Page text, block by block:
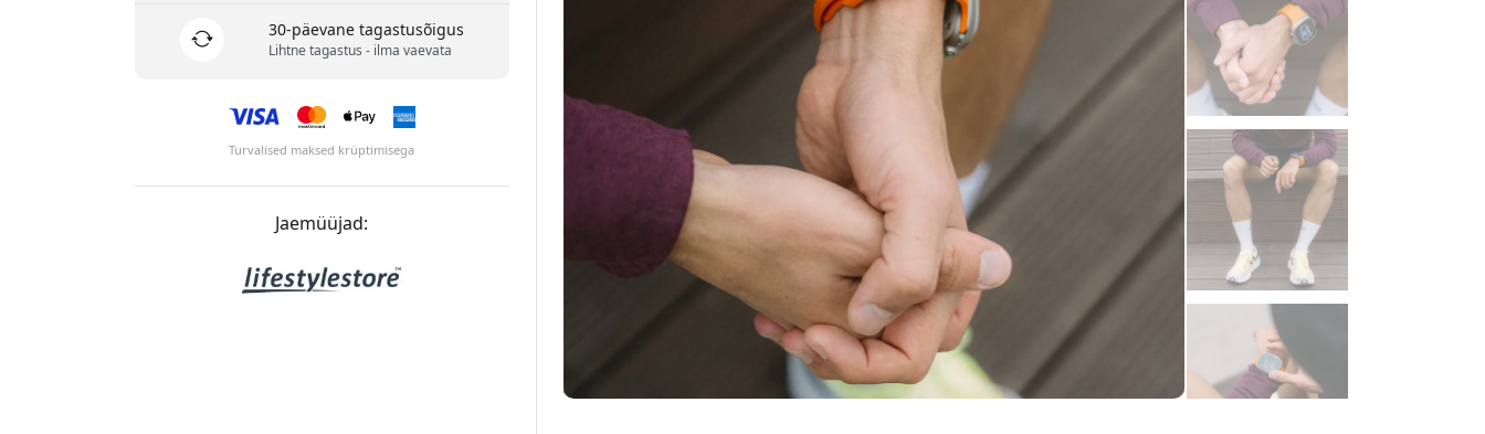
30-päevane tagastusõigus
Lihtne tagastus - ilma vaevata
Turvalised maksed krüptimisega
Jaemüüjad: